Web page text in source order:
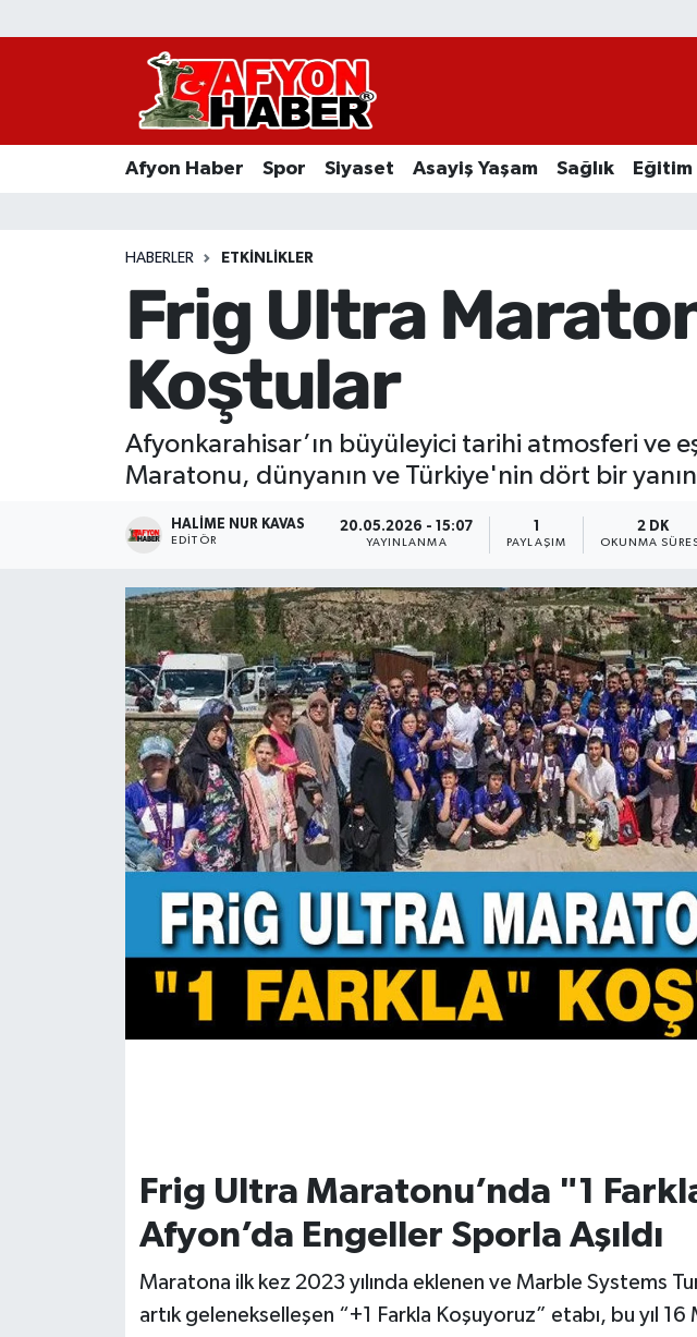
Afyon Haber Spor Siyaset Asayiş Yaşam Sağlık Eğitim
HABERLER ETKINLIKLER
Frig Ultra
Koştular
Afyonkarahisar’ın büyüleyici tarihi atmosferi ve
Maratonu, dünyanın ve Türkiye'nin dört bir
HALIME NUR KAVAS
EDITÖR
20.05.2026 - 15:07
YAYINLANMA PAYLAŞIM
2 DK
OKUNMA
Frig Ultra Maratonu’nda "1
Afyon’da Engeller Sporla Aşıldı
Maratona ilk kez 2023 yılında eklenen ve Marble Systems
artık gelenekselleşen “+1 Farkla Koşuyoruz” etabı, bu yıl
Afyon Haber
Asayiş Yaşam
Ekonomi
Magazin